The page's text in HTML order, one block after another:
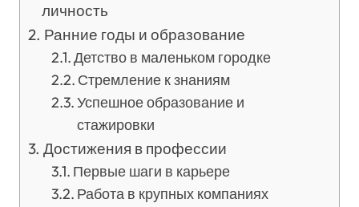
личность
Ранние годы и образование
Детство в маленьком городке
Стремление к знаниям
Успешное образование и
стажировки
Достижения в профессии
Первые шаги в карьере
Работа в крупных компаниях